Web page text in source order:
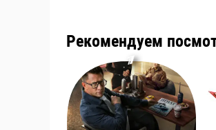
Рекомендуем